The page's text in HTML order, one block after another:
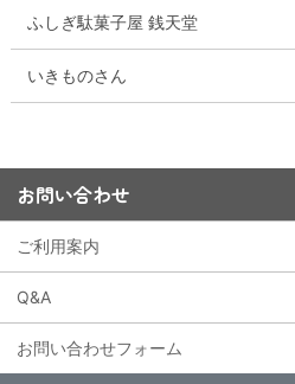
ふしぎ駄菓子屋 銭天堂
いきものさん
お問い合わせ
ご利用案内
Q&A
お問い合わせフォーム